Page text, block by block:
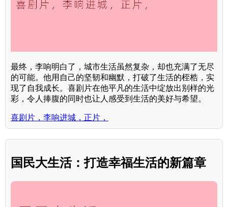
最终，李响明白了，城市生活虽然复杂，却也充满了无尽
的可能。他用自己的坚韧和幽默，打破了生活的桎梏，实
现了自我成长。喜剧片在他平凡的生活中绽放出别样的光
彩，令人捧腹的同时也让人感受到生活的美好与希望。
喜剧片，李响进城，正片，
国民大生活：打造幸福生活的新篇章